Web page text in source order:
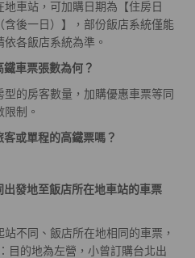
車站，可加購日期為【住房日
含後一日）】，部份飯店系統僅能
各飯店系統為準。
車票張數為何？
的房客數量，加購優惠車票等同
制。
或單程的高鐵票嗎？
發地至飯店所在地車站的車票
不同、飯店所在地相同的車票，
目的地為左營，小曾訂購台北出